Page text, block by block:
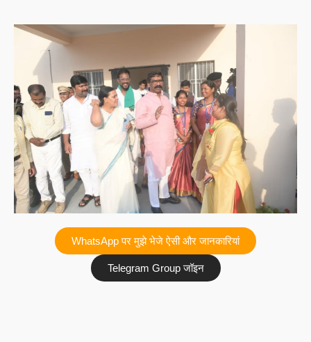
WhatsApp पर मुझे भेजे ऐसी और जानकारियां
Telegram Group जॉइन